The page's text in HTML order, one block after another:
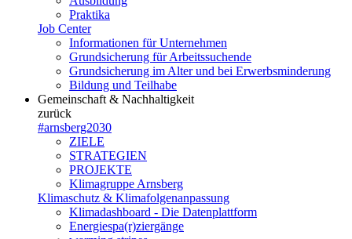
Praktika
Job Center
Informationen für Unternehmen
Grundsicherung für Arbeitssuchende
Grundsicherung im Alter und bei Erwerbsminderung
Bildung und Teilhabe
Gemeinschaft & Nachhaltigkeit
zurück
#arnsberg2030
ZIELE
STRATEGIEN
PROJEKTE
Klimagruppe Arnsberg
Klimaschutz & Klimafolgenanpassung
Klimadashboard - Die Datenplattform
Energiespa(r)ziergänge